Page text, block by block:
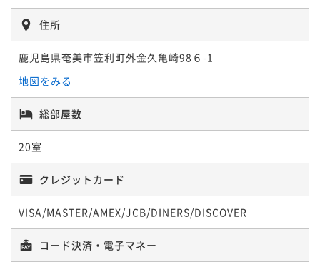
¥73,440~
【10%OFF / 連泊限定】ご宿泊料金＋朝食
朝食付き 事前決済可
ポイント即利用で最大7％OFF
2名 ¥ 80,352 ~
住所
鹿児島県奄美市笠利町外金久亀崎98６-1
地図をみる
総部屋数
20室
クレジットカード
VISA/MASTER/AMEX/JCB/DINERS/DISCOVER
コード決済・電子マネー